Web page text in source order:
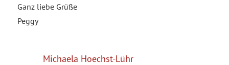
Ganz liebe Grüße
Peggy
Michaela Hoechst-Lühr